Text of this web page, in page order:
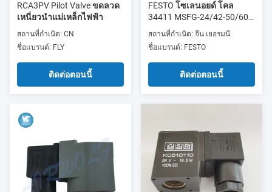
RCA3PV Pilot Valve ขดลวด
เหนี่ยวนำแม่เหล็กไฟฟ้า
สถานที่กำเนิด: CN
ชื่อแบรนด์: FLY
ติดต่อตอนนี้
FESTO โซเลนอยด์ โคล
34411 MSFG-24/42-50/60-
OD 34415 MSFW-24-50/60-
OD 34420 MSFW-110-
50/60-OD 34422 MSFW-
230-50/60-OD 4527 MSFG-
24/42-50/60 4534 MSFW-
24-50/60 6720 MSFW-110-
สถานที่กำเนิด: จีน เยอรมนี
ชื่อแบรนด์: FESTO
ติดต่อตอนนี้